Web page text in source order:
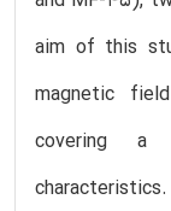
aim of this
magnetic
covering a